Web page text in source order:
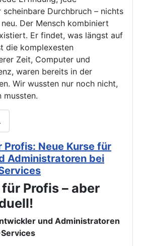
scheinbare Durchbruch – nichts
Der Mensch kombiniert
Er findet, was längst auf
die komplexesten
Zeit, Computer und
waren bereits in der
Wir wussten nur noch nicht,
mussten.
Profis: Neue Kurse für
Administratoren bei
Profis – aber
und Administratoren